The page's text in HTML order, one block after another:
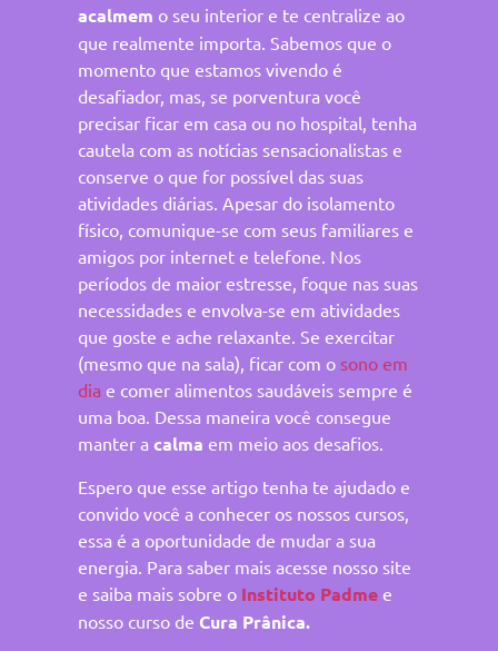
acalmem o seu interior e te centralize ao
que realmente importa. Sabemos que o
momento que estamos vivendo é
desafiador, mas, se porventura você
precisar ficar em casa ou no hospital, tenha
cautela com as notícias sensacionalistas e
conserve o que for possível das suas
atividades diárias. Apesar do isolamento
físico, comunique-se com seus familiares e
amigos por internet e telefone. Nos
períodos de maior estresse, foque nas suas
necessidades e envolva-se em atividades
que goste e ache relaxante. Se exercitar
(mesmo que na sala), ficar com o sono em
dia e comer alimentos saudáveis sempre é
uma boa. Dessa maneira você consegue
manter a calma em meio aos desafios.
Espero que esse artigo tenha te ajudado e
convido você a conhecer os nossos cursos,
essa é a oportunidade de mudar a sua
energia. Para saber mais acesse nosso site
e saiba mais sobre o Instituto Padme e
nosso curso de Cura Prânica.